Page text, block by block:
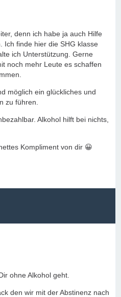
denn ich habe ja auch Hilfe
Ich finde hier die SHG klasse
ich Unterstützung. Gerne
noch mehr Leute es schaffen
möglich ein glückliches und
zu führen.
Alkohol hilft bei nichts,
Kompliment von dir 😀
ohne Alkohol geht.
den wir mit der Abstinenz nach